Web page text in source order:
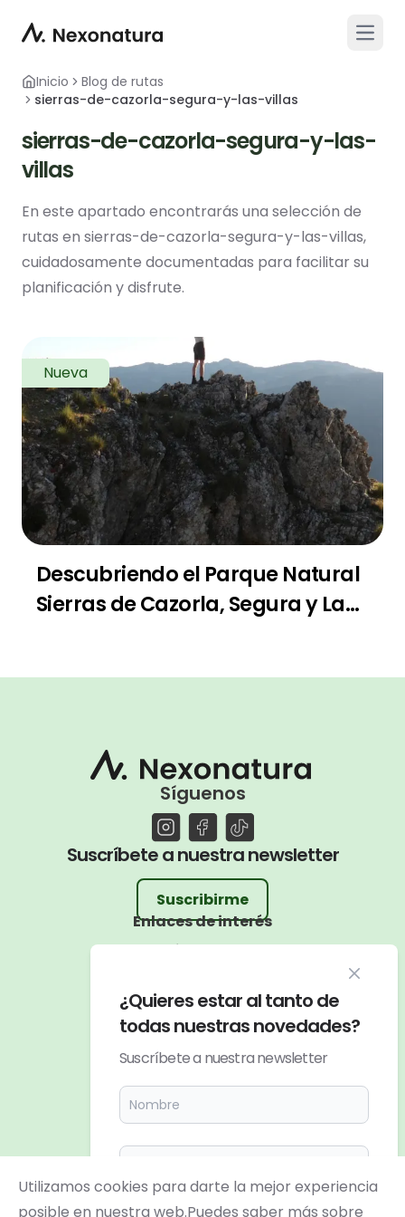
Open
Inicio
Blog de rutas
sierras-de-cazorla-segura-y-las-villas
sierras-de-cazorla-segura-y-las-
villas
En este apartado encontrarás una selección de
rutas en sierras-de-cazorla-segura-y-las-villas,
cuidadosamente documentadas para facilitar su
planificación y disfrute.
Nueva
Descubriendo el Parque Natural
Sierras de Cazorla, Segura y Las
Close
¿Quieres estar al tanto de
todas nuestras novedades?
Suscríbete a nuestra newsletter
Utilizamos cookies para darte la mejor experiencia
posible en nuestra web.Puedes saber más sobre
Síguenos
Suscríbete a nuestra newsletter
Suscribirme
Enlaces de interés
Quiénes somos
Salidas guiadas
Nuestro material
Apóyanos
Patrocinadores
Contacto
Preguntas Frecuentes